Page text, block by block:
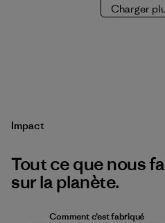
Charger
Impact
Tout ce que nous
sur la planète.
Comment c’est fabriqué